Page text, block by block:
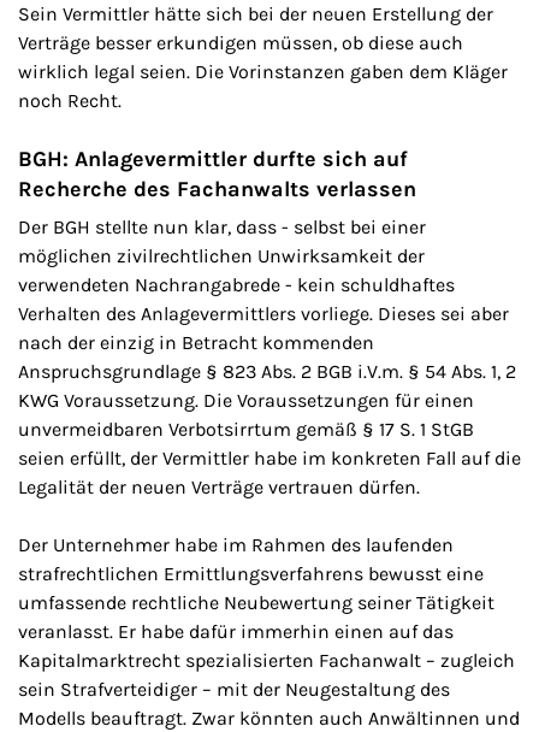
Sein Vermittler hätte sich bei der neuen Erstellung der
Verträge besser erkundigen müssen, ob diese auch
wirklich legal seien. Die Vorinstanzen gaben dem Kläger
noch Recht.
BGH: Anlagevermittler durfte sich auf
Recherche des Fachanwalts verlassen
Der BGH stellte nun klar, dass - selbst bei einer
möglichen zivilrechtlichen Unwirksamkeit der
verwendeten Nachrangabrede - kein schuldhaftes
Verhalten des Anlagevermittlers vorliege. Dieses sei aber
nach der einzig in Betracht kommenden
Anspruchsgrundlage § 823 Abs. 2 BGB i.V.m. § 54 Abs. 1, 2
KWG Voraussetzung. Die Voraussetzungen für einen
unvermeidbaren Verbotsirrtum gemäß § 17 S. 1 StGB
seien erfüllt, der Vermittler habe im konkreten Fall auf die
Legalität der neuen Verträge vertrauen dürfen.
Der Unternehmer habe im Rahmen des laufenden
strafrechtlichen Ermittlungsverfahrens bewusst eine
umfassende rechtliche Neubewertung seiner Tätigkeit
veranlasst. Er habe dafür immerhin einen auf das
Kapitalmarktrecht spezialisierten Fachanwalt – zugleich
sein Strafverteidiger – mit der Neugestaltung des
Modells beauftragt. Zwar könnten auch Anwältinnen und